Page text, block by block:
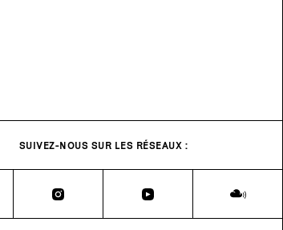
SUIVEZ-NOUS SUR LES RÉSEAUX :